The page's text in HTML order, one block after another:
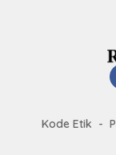
Kode Etik